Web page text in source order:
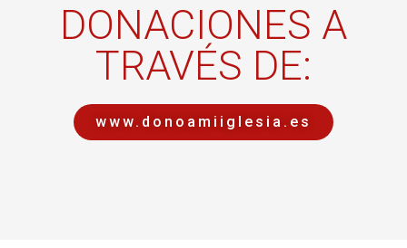
DONACIONES A
TRAVÉS DE:
www.donoamiiglesia.es